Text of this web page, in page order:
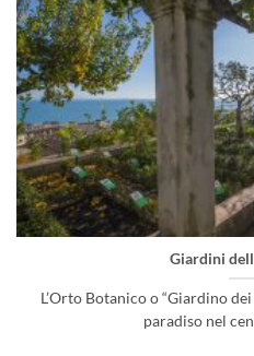
Giardini
L’Orto Botanico o “Giardino
paradiso nel